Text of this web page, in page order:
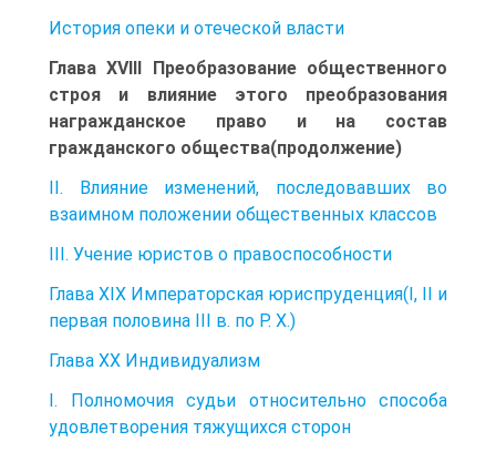
История опеки и отеческой власти
Глава XVIII Преобразование общественного
строя и влияние этого преобразования
награжданское право и на состав
гражданского общества(продолжение)
II. Влияние изменений, последовавших во
взаимном положении общественных классов
III. Учение юристов о правоспособности
Глава XIX Императорская юриспруденция(I, II и
первая половина III в. по Р. X.)
Глава XX Индивидуализм
I. Полномочия судьи относительно способа
удовлетворения тяжущихся сторон